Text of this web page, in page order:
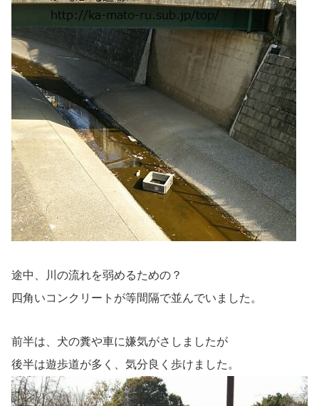
途中、川の流れを弱めるための？
四角いコンクリートが等間隔で並んでいました。
前半は、犬の糞や車に嫌気がさしましたが
後半は遊歩道が多く、気分良く歩けました。